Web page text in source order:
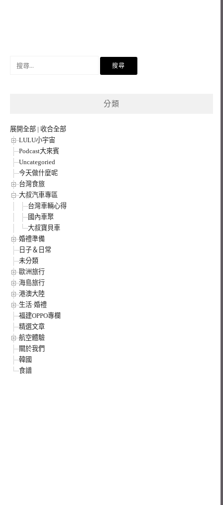
分類
展開全部 | 收合全部
LULU小宇宙
Podcast大來賓
Uncategoried
今天做什麼呢
台灣食旅
大叔汽車專區
台灣車輛心得
國內車聚
大叔寶貝車
婚禮準備
日子＆日常
未分類
歐洲旅行
海島旅行
港澳大陸
生活·婚禮
福建OPPO專欄
精選文章
航空體驗
關於我們
韓國
食譜